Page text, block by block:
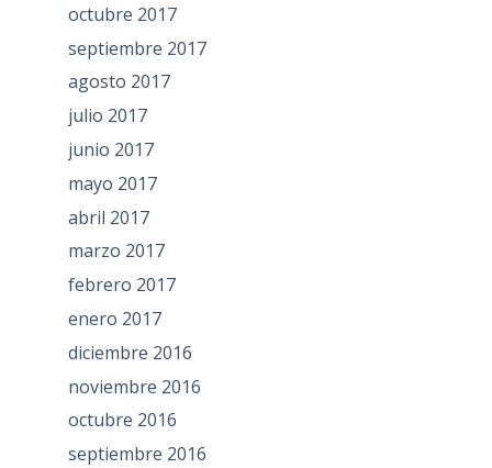
octubre 2017
septiembre 2017
agosto 2017
julio 2017
junio 2017
mayo 2017
abril 2017
marzo 2017
febrero 2017
enero 2017
diciembre 2016
noviembre 2016
octubre 2016
septiembre 2016